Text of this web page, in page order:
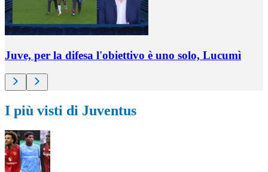
Juve, per la difesa l'obiettivo è uno solo, Lucumì
I più visti di Juventus